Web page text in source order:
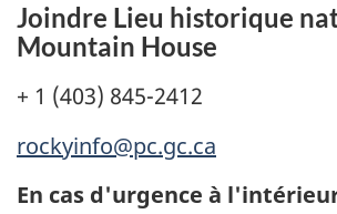
Joindre Lieu historique
Mountain House
+ 1 (403) 845-2412
rockyinfo@pc.gc.ca
En cas d'urgence à